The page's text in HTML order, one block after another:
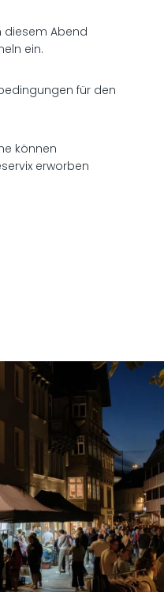
diesem Abend
ein.
für den
können
erworben